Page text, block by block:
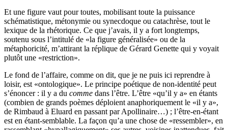
Et une figure vaut pour toutes, mobilisant toute la puissance
schématistique, métonymie ou synecdoque ou catachrèse, tout le
lexique de la rhétorique. Ce que j’avais, il y a fort longtemps,
soutenu sous l’intitulé de «la figure généralisée» ou de la
métaphoricité, m’attirant la réplique de Gérard Genette qui y voyait
plutôt une «restriction».
Le fond de l’affaire, comme on dit, que je ne puis ici reprendre à
loisir, est «ontologique». Le principe poétique de non-identité peut
s’énoncer : il y a du comme dans l’être. L’être «qu’il y a» en étants
(combien de grands poèmes déploient anaphoriquement le «il y a»,
de Rimbaud à Eluard en passant par Apollinaire…) ; l’être-en-étant
est en étant-semblable. La façon qu’a une chose de «ressembler», en